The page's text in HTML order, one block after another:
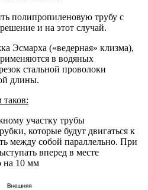
полипропиленовую трубу с
и на этот случай.
Эсмарха («ведерная» клизма),
в водяных
стальной проволоки
длины.
участку трубы
которые будут двигаться к
между собой параллельно. При
вперед в месте
на 10 мм